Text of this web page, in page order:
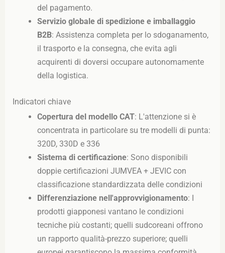
del pagamento.
Servizio globale di spedizione e imballaggio
B2B: Assistenza completa per lo sdoganamento,
il trasporto e la consegna, che evita agli
acquirenti di doversi occupare autonomamente
della logistica.
Indicatori chiave
Copertura del modello CAT: L'attenzione si è
concentrata in particolare su tre modelli di punta:
320D, 330D e 336
Sistema di certificazione: Sono disponibili
doppie certificazioni JUMVEA + JEVIC con
classificazione standardizzata delle condizioni
Differenziazione nell'approvvigionamento: I
prodotti giapponesi vantano le condizioni
tecniche più costanti; quelli sudcoreani offrono
un rapporto qualità-prezzo superiore; quelli